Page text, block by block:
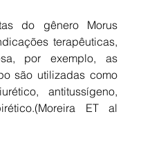
do gênero Morus
terapêuticas,
por exemplo, as
são utilizadas como
antitussígeno,
ET al